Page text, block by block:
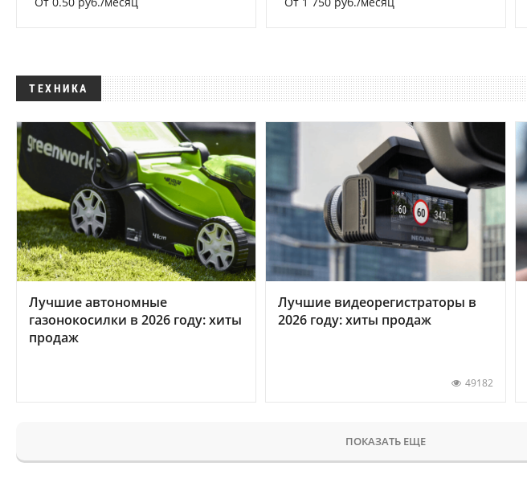
ТЕХНИКА
Лучшие автономные
газонокосилки в 2026 году: хиты
продаж
Лучшие видеорегистраторы в
2026 году: хиты продаж
49182
ПОКАЗАТЬ ЕЩЕ